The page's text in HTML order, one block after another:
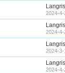
2024-4-
2024-4-
2024-3-
2024-4-